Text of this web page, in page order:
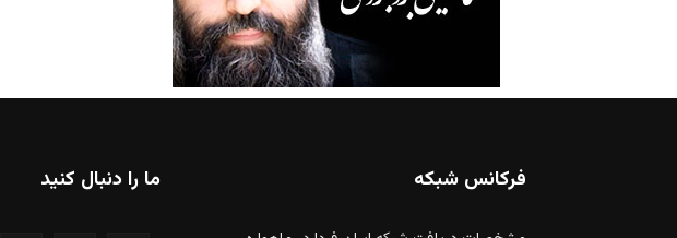
فرکانس شبکه ما را دنبال کنید